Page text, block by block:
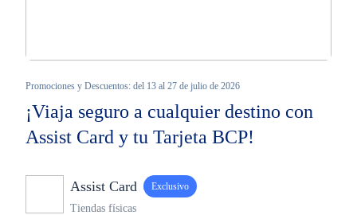
Promociones y Descuentos: del 13 al 27 de julio de 2026
¡Viaja seguro a cualquier destino con
Assist Card y tu Tarjeta BCP!
Assist Card Exclusivo
Tiendas físicas